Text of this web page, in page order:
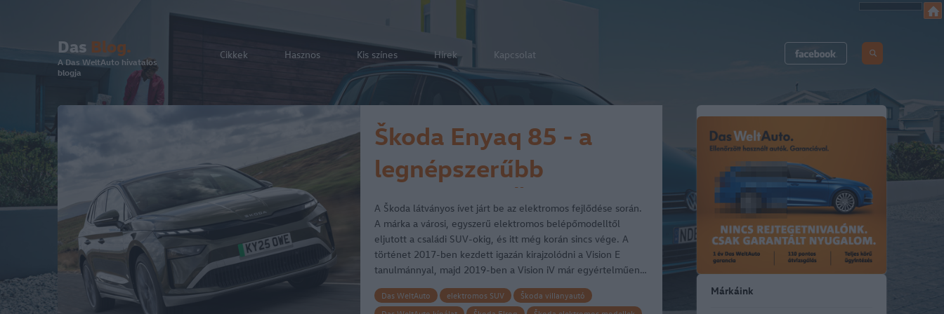
Das Blog.
A Das WeltAuto hivatalos
blogja
Cikkek Hasznos Kis színes Hírek Kapcsolat
Škoda Enyaq 85 - a
legnépszerűbb
elektromos Škoda
A Škoda látványos ívet járt be az elektromos fejlődése során.
A márka a városi, egyszerű elektromos belépőmodelltől
eljutott a családi SUV-okig, és itt még korán sincs vége. A
történet 2017-ben kezdett igazán kirajzolódni a Vision E
tanulmánnyal, majd 2019-ben a Vision iV már egyértelműen…
Das WeltAuto elektromos SUV
Škoda villanyautó
Márkáink